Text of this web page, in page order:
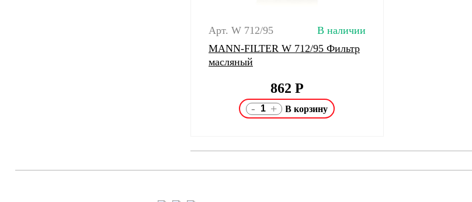
Арт. W 712/95
В наличии
MANN-FILTER W 712/95 Фильтр
масляный
862 Р
- +